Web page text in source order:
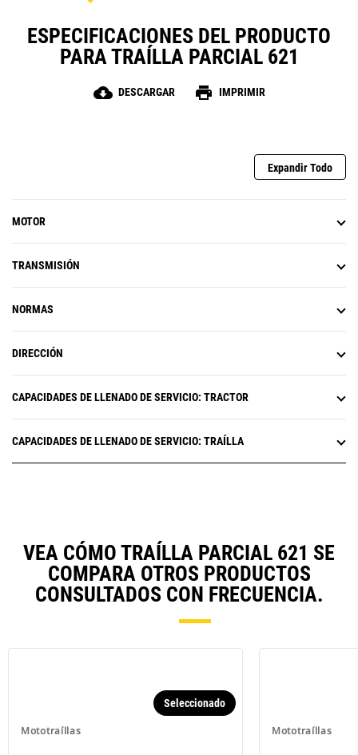
ESPECIFICACIONES DEL PRODUCTO
PARA TRAÍLLA PARCIAL 621
cloud_download DESCARGAR print IMPRIMIR
Expandir Todo
MOTOR
TRANSMISIÓN
NORMAS
DIRECCIÓN
CAPACIDADES DE LLENADO DE SERVICIO: TRACTOR
CAPACIDADES DE LLENADO DE SERVICIO: TRAÍLLA
VEA CÓMO TRAÍLLA PARCIAL 621 SE
COMPARA OTROS PRODUCTOS
CONSULTADOS CON FRECUENCIA.
Mototraíllas
Seleccionado
Mototraíllas